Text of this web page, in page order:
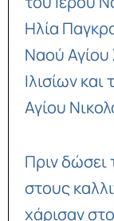
Ηλία
Ναού
Ιλισίων
Αγίου
Πριν δώσει
στους
χάρισαν